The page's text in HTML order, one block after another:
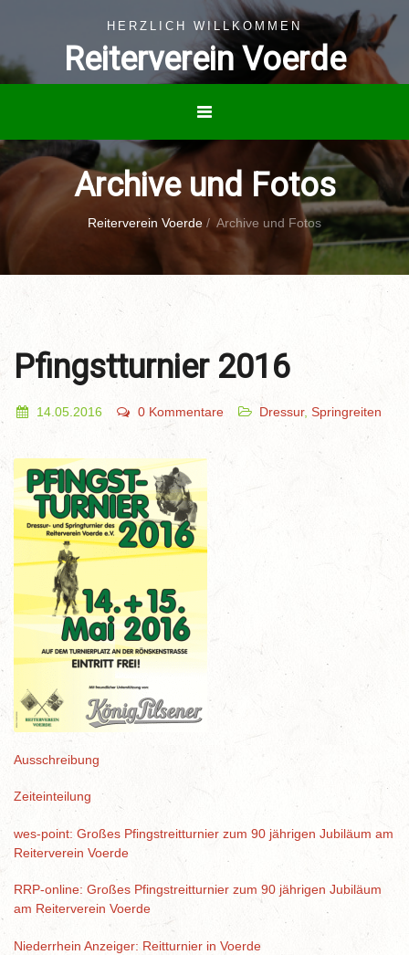
HERZLICH WILLKOMMEN
Reiterverein Voerde
Archive und Fotos
Reiterverein Voerde / Archive und Fotos
Pfingstturnier 2016
14.05.2016 0 Kommentare Dressur, Springreiten
Ausschreibung
Zeiteinteilung
wes-point: Großes Pfingstreitturnier zum 90 jährigen Jubiläum am
Reiterverein Voerde
RRP-online: Großes Pfingstreitturnier zum 90 jährigen Jubiläum
am Reiterverein Voerde
Niederrhein Anzeiger: Reitturnier in Voerde